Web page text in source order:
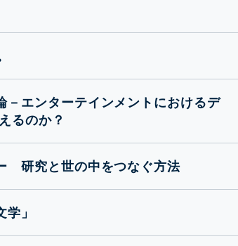
エンターテインメントにおけるデ
るのか？
研究と世の中をつなぐ方法
」